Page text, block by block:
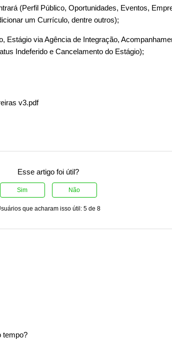
(Perfil Público, Oportunidades, Eventos,
um Currículo, dentre outros);
Estágio via Agência de Integração,
Indeferido e Cancelamento do Estágio);
v3.pdf
Esse artigo foi útil?
Sim Não
que acharam isso útil: 5 de 8
tempo?